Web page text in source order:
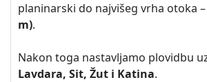
planinarski do najvišeg vrha otoka –
m).
Nakon toga nastavljamo plovidbu
Lavdara, Sit, Žut i Katina.